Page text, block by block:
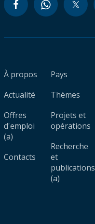
À propos
Actualité
Offres
d'emploi
(a)
Contacts
Pays
Thèmes
Projets et
opérations
Recherche
et
publications
(a)